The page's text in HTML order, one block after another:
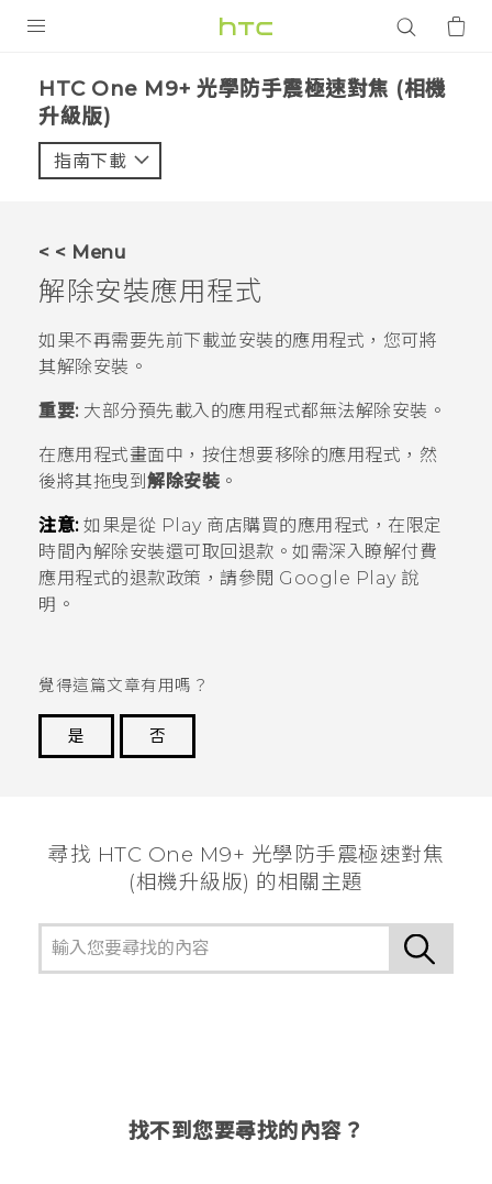
VIVE
智能手機
配件
VIVERSE
應用程式
登入
HTC One M9+ 光學防手震極速對焦 (相機
升級版)‎
指南下載
< < Menu
解除安裝應用程式
如果不再需要先前下載並安裝的應用程式，您可將
其解除安裝。
重要:大部分預先載入的應用程式都無法解除安裝。
在應用程式畫面中，按住想要移除的應用程式，然
後將其拖曳到 解除安裝。
注意:如果是從 Play 商店購買的應用程式，在限定
時間內解除安裝還可取回退款。如需深入瞭解付費
應用程式的退款政策，請參閱 Google Play說
明。
覺得這篇文章有用嗎？
是
否
尋找 HTC One M9+ 光學防手震極速對焦
(相機升級版) 的相關主題
找不到您要尋找的內容？